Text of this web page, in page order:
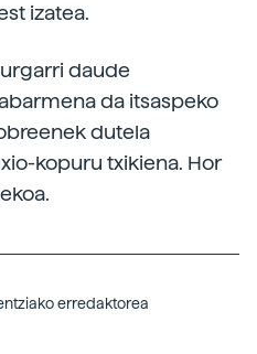
izatea.
daude
da itsaspeko
dutela
kopuru txikiena. Hor
erredaktorea